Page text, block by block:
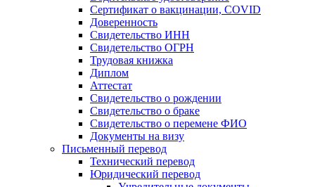
Сертификат о вакцинации, COVID
Доверенность
Свидетельство ИНН
Свидетельство ОГРН
Трудовая книжка
Диплом
Аттестат
Свидетельство о рождении
Свидетельство о браке
Свидетельство о перемене ФИО
Документы на визу
Письменный перевод
Технический перевод
Юридический перевод